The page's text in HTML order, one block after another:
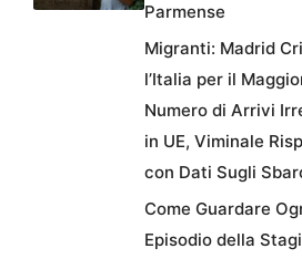
Parmense
Migranti: Madrid
l’Italia per il
Numero di Arrivi
in UE, Viminale
con Dati Sugli
Come Guardare
Episodio della